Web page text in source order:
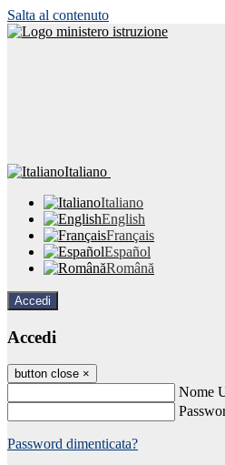
Salta al contenuto
Italiano
Italiano
English
Français
Español
Română
Accedi
Accedi
button close ×
Nome
Password dimenticata?